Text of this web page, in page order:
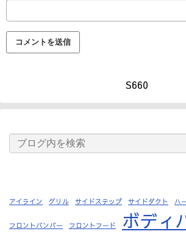
S660
アイライン グリル サイドステップ サイドダクト ハ
フロントバンパー フロントフード ボディ